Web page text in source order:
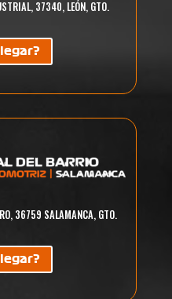
37340, LEÓN, GTO.
36759 SALAMANCA, GTO.